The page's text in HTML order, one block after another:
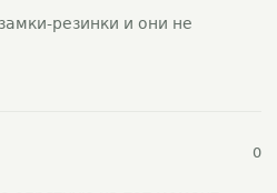
резинки и они не
0